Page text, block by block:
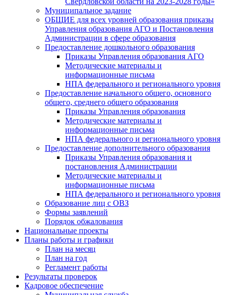
Муниципальное задание
ОБЩИЕ для всех уровней образования приказы
Управления образования АГО и Постановления
Администрации в сфере образования
Предоставление дошкольного образования
Приказы Управления образования АГО
Методические материалы и
информационные письма
НПА федерального и регионального уровня
Предоставление начального общего, основного
общего, среднего общего образования
Приказы Управления образования
Методические материалы и
информационные письма
НПА федерального и регионального уровня
Предоставление дополнительного образования
Приказы Управления образования и
постановления Администрации
Методические материалы и
информационные письма
НПА федерального и регионального уровня
Образование лиц с ОВЗ
Формы заявлений
Порядок обжалования
Национальные проекты
Планы работы и графики
План на месяц
План на год
Регламент работы
Результаты проверок
Кадровое обеспечение